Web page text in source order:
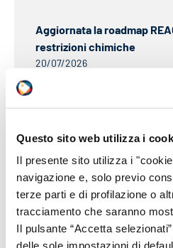
Questo sito web utilizza i
Il presente sito utilizza i
navigazione e, solo previo
terze parti e di profilazione o
tracciamento che saranno
Il pulsante “Accetta
delle sole impostazioni di
Aggiornata la roadmap
restrizioni chimiche
20/07/2026
25/06/2026
IMDG: circolare sul
piombo e di manufatti
25/06/2026